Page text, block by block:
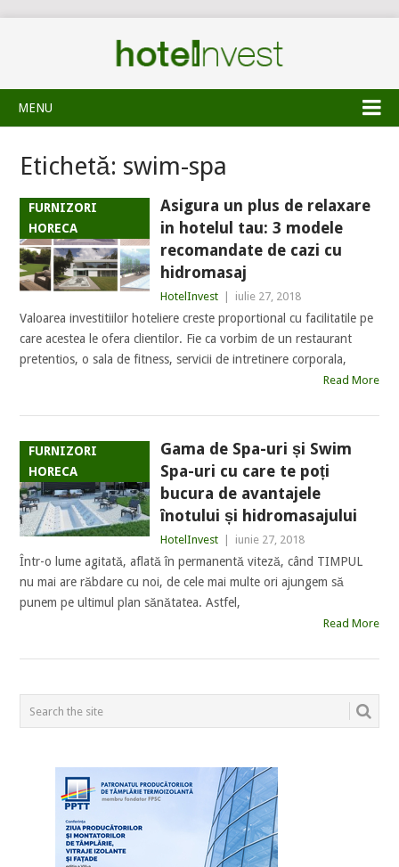
MENU
Etichetă: swim-spa
FURNIZORI
HORECA
Asigura un plus de relaxare
in hotelul tau: 3 modele
recomandate de cazi cu
hidromasaj
HotelInvest iulie 27, 2018
Valoarea investitiilor hoteliere creste proportional cu facilitatile pe
care acestea le ofera clientilor. Fie ca vorbim de un restaurant
pretentios, o sala de fitness, servicii de intretinere corporala,
Read More
FURNIZORI
HORECA
Gama de Spa-uri și Swim
Spa-uri cu care te poți
bucura de avantajele
înotului și hidromasajului
HotelInvest iunie 27, 2018
Într-o lume agitată, aflată în permanentă viteză, când TIMPUL
nu mai are răbdare cu noi, de cele mai multe ori ajungem să
punem pe ultimul plan sănătatea. Astfel,
Read More
POSTS
NAVIGATION